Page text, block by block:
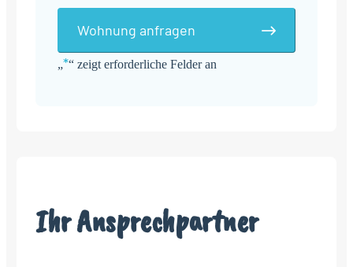
„*“ zeigt erforderliche Felder an
Wohnung anfragen
Ihr Ansprechpartner